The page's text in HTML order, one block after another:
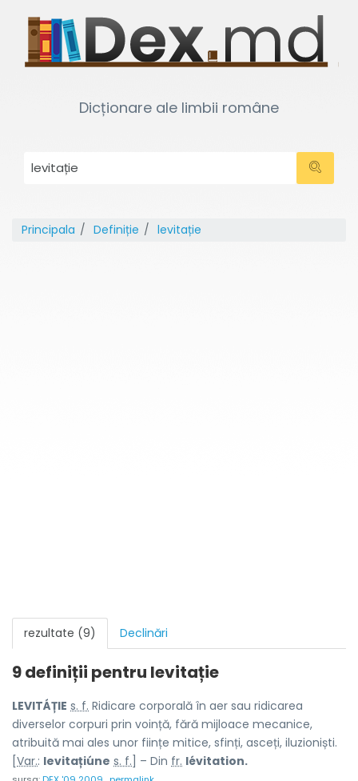
Dicționare ale limbii române
Principala Definiție levitație
rezultate (9) Declinări
9 definiții pentru levitație
LEVITÁȚIE s. f. Ridicare corporală în aer sau ridicarea
diverselor corpuri prin voință, fără mijloace mecanice,
atribuită mai ales unor ființe mitice, sfinți, asceți, iluzioniști.
Var.: levitațiúne s. f. ] – Din fr. lévitation.